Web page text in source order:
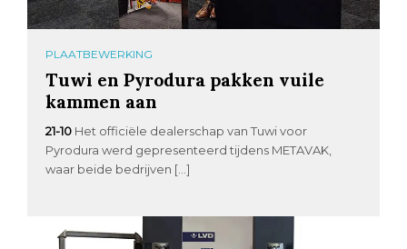
PLAATBEWERKING
Tuwi en Pyrodura pakken vuile
kammen aan
21-10 Het officiële dealerschap van Tuwi voor
Pyrodura werd gepresenteerd tijdens METAVAK,
waar beide bedrijven […]